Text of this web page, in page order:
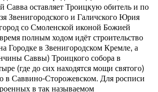
Савва оставляет Троицкую обитель и по
Звенигородского и Галичского Юрия
со Смоленской иконой Божией
полным ходом идёт строительство
Городке в Звенигородском Кремле, а
Саввы) Троицкого собора в
(где до сих находятся мощи святого)
в Саввино-Сторожевском. Для росписи
в так называемом